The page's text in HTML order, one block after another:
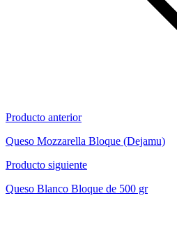
Producto anterior
Queso Mozzarella Bloque (Dejamu)
Producto siguiente
Queso Blanco Bloque de 500 gr